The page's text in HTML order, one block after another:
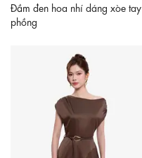
Đầm đen hoa nhí dáng xòe tay
phồng